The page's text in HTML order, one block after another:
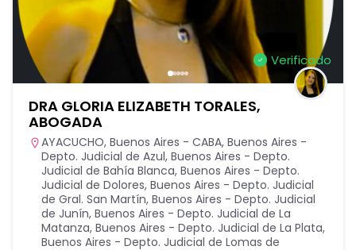
Verificado
DRA GLORIA ELIZABETH TORALES,
ABOGADA
AYACUCHO, Buenos Aires - CABA, Buenos Aires -
Depto. Judicial de Azul, Buenos Aires - Depto.
Judicial de Bahía Blanca, Buenos Aires - Depto.
Judicial de Dolores, Buenos Aires - Depto. Judicial
de Gral. San Martín, Buenos Aires - Depto. Judicial
de Junín, Buenos Aires - Depto. Judicial de La
Matanza, Buenos Aires - Depto. Judicial de La Plata,
Buenos Aires - Depto. Judicial de Lomas de